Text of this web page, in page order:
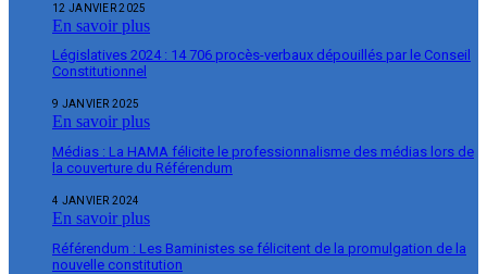
12 JANVIER 2025
En savoir plus
Législatives 2024 : 14 706 procès-verbaux dépouillés par le Conseil
Constitutionnel
9 JANVIER 2025
En savoir plus
Médias : La HAMA félicite le professionnalisme des médias lors de
la couverture du Référendum
4 JANVIER 2024
En savoir plus
Référendum : Les Baministes se félicitent de la promulgation de la
nouvelle constitution